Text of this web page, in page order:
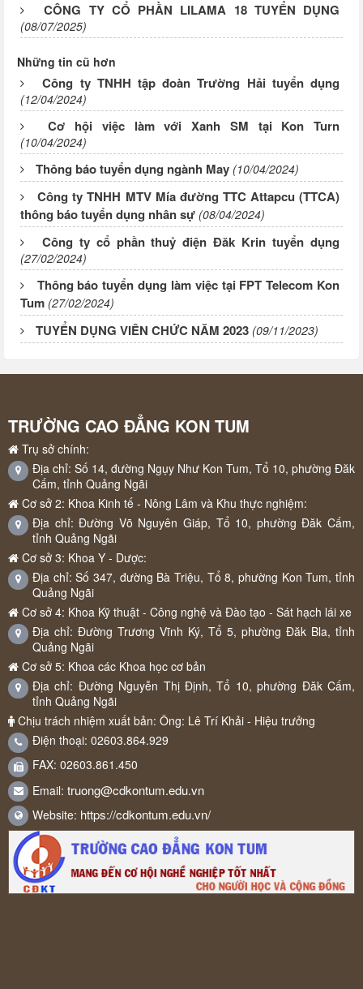
CÔNG TY CỔ PHẦN LILAMA 18 TUYỂN DỤNG
(08/07/2025)
Những tin cũ hơn
Công ty TNHH tập đoàn Trường Hải tuyển dụng
(12/04/2024)
Cơ hội việc làm với Xanh SM tại Kon Turn
(10/04/2024)
Thông báo tuyển dụng ngành May (10/04/2024)
Công ty TNHH MTV Mía đường TTC Attapcu (TTCA)
thông báo tuyển dụng nhân sự (08/04/2024)
Công ty cổ phần thuỷ điện Đăk Krin tuyển dụng
(27/02/2024)
Thông báo tuyển dụng làm việc tại FPT Telecom Kon
Tum (27/02/2024)
TUYỂN DỤNG VIÊN CHỨC NĂM 2023 (09/11/2023)
TRƯỜNG CAO ĐẲNG KON TUM
Trụ sở chính:
Địa chỉ: Số 14, đường Ngụy Như Kon Tum, Tổ 10, phường Đăk
Cấm, tỉnh Quảng Ngãi
Cơ sở 2: Khoa Kinh tế - Nông Lâm và Khu thực nghiệm:
Địa chỉ: Đường Võ Nguyên Giáp, Tổ 10, phường Đăk Cấm,
tỉnh Quảng Ngãi
Cơ sở 3: Khoa Y - Dược:
Địa chỉ: Số 347, đường Bà Triệu, Tổ 8, phường Kon Tum, tỉnh
Quảng Ngãi
Cơ sở 4: Khoa Kỹ thuật - Công nghệ và Đào tạo - Sát hạch lái xe
Địa chỉ: Đường Trương Vĩnh Ký, Tổ 5, phường Đăk Bla, tỉnh
Quảng Ngãi
Cơ sở 5: Khoa các Khoa học cơ bản
Địa chỉ: Đường Nguyễn Thị Định, Tổ 10, phường Đăk Cấm,
tỉnh Quảng Ngãi
Chịu trách nhiệm xuất bản: Ông: Lê Trí Khải - Hiệu trưởng
Điện thoại: 02603.864.929
FAX: 02603.861.450
Email: truong@cdkontum.edu.vn
Website: https://cdkontum.edu.vn/